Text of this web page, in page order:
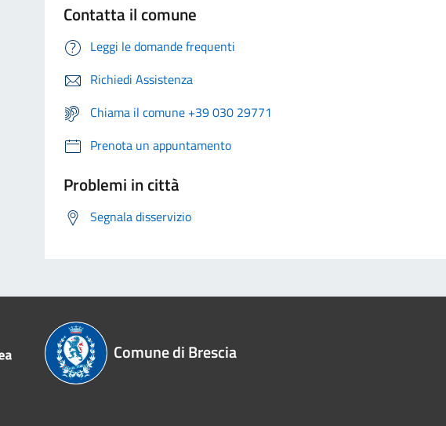
Contatta il comune
Leggi le domande frequenti
Richiedi Assistenza
Chiama il comune +39 030 29771
Prenota un appuntamento
Problemi in città
Segnala disservizio
Comune di Brescia